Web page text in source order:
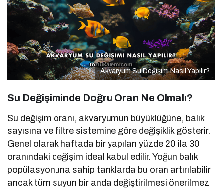
Akvaryum Su Değişimi Nasıl Yapılır?
Su Değişiminde Doğru Oran Ne Olmalı?
Su değişim oranı, akvaryumun büyüklüğüne, balık
sayısına ve filtre sistemine göre değişiklik gösterir.
Genel olarak haftada bir yapılan yüzde 20 ila 30
oranındaki değişim ideal kabul edilir. Yoğun balık
popülasyonuna sahip tanklarda bu oran artırılabilir
ancak tüm suyun bir anda değiştirilmesi önerilmez